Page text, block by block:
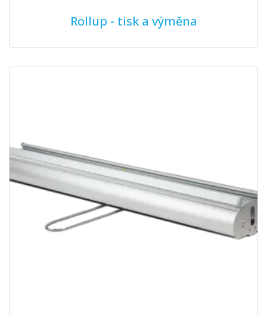
Rollup - tisk a výměna